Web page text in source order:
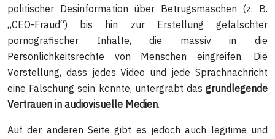
politischer Desinformation über Betrugsmaschen (z. B.
„CEO-Fraud“) bis hin zur Erstellung gefälschter
pornografischer Inhalte, die massiv in die
Persönlichkeitsrechte von Menschen eingreifen. Die
Vorstellung, dass jedes Video und jede Sprachnachricht
eine Fälschung sein könnte, untergräbt das grundlegende
Vertrauen in audiovisuelle Medien.
Auf der anderen Seite gibt es jedoch auch legitime und